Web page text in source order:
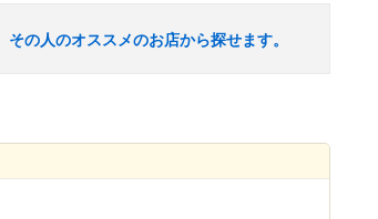
の人のオススメのお店から探せます。